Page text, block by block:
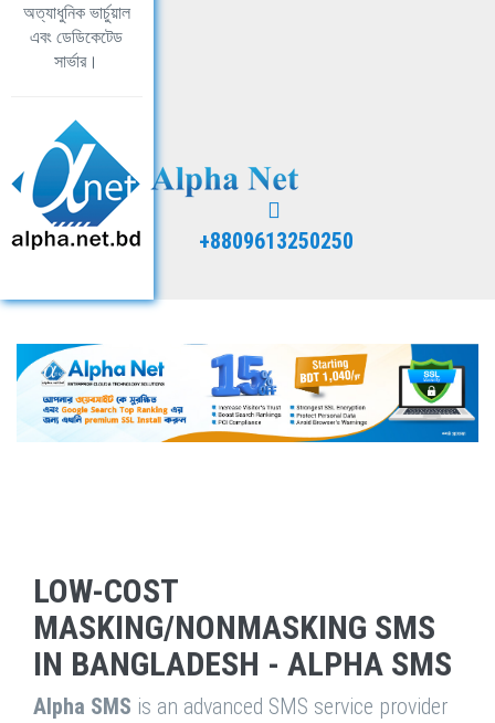
অত্যাধুনিক ভার্চুয়াল
এবং ডেডিকেটেড
সার্ভার।
+8809613250250
LOW-COST
MASKING/NONMASKING SMS
IN BANGLADESH - ALPHA SMS
Alpha SMS is an advanced SMS service provider